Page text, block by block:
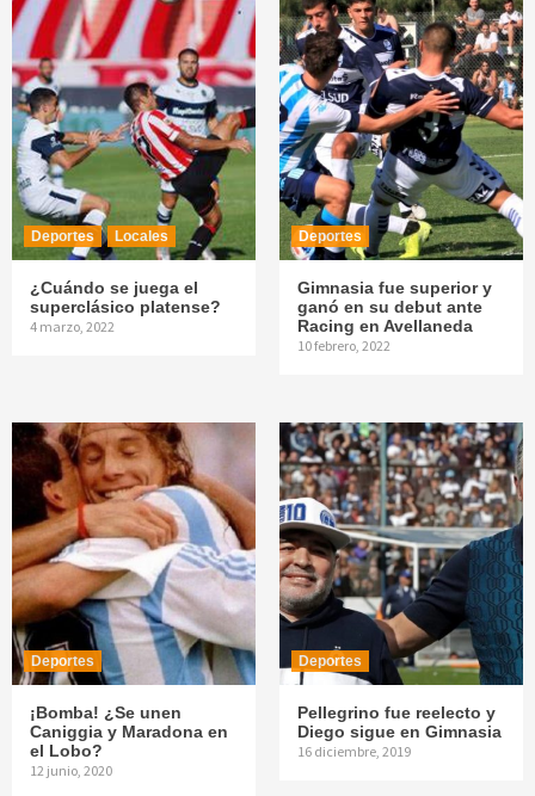
Deportes Locales
¿Cuándo se juega el
superclásico platense?
4 marzo, 2022
Deportes
Gimnasia fue superior y
ganó en su debut ante
Racing en Avellaneda
10 febrero, 2022
Deportes
¡Bomba! ¿Se unen
Caniggia y Maradona en
el Lobo?
12 junio, 2020
Deportes
Pellegrino fue reelecto y
Diego sigue en Gimnasia
16 diciembre, 2019